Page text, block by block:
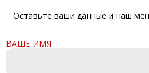
Оставьте ваши данные и наш
ВАШЕ ИМЯ: